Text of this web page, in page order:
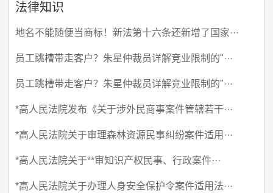
法律知识
地名不能随便当商标！新法第十六条还新增了国家···
员工跳槽带走客户？朱星仲裁员详解竞业限制的"···
员工跳槽带走客户？朱星仲裁员详解竞业限制的"···
*高人民法院发布《关于涉外民商事案件管辖若干···
*高人民法院关于审理森林资源民事纠纷案件适用···
*高人民法院关于**审知识产权民事、行政案件···
*高人民法院关于办理人身安全保护令案件适用法···